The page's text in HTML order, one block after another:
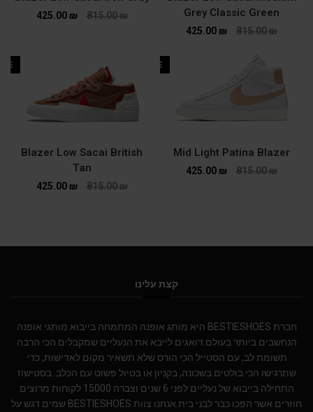
Grey Classic Green
815.00₪
425.00 ₪
815.00₪
425.00 ₪
SALE
Mid Light Patina Blazer
815.00₪
425.00 ₪
Blazer Low Sacai British
Tan
815.00₪
425.00 ₪
קצת עלינו
חברת BESTIESHOES היא מותג אופנה המתמחה בייבוא מותגי אופנה
הנחשבים ביותר בעולם.דואגים לייבא את הנעליים שמקבלים הכי הרבה
תשומת לב, עם הסטייל הכי הורס שלא תשאיר מקום לאדישות, כדי
שתרגישו הכי בולטים בשכונה, בקניון או בטיול פשוט עם הכלב. בסטישוז
התחילה בייבוא של נעליים לפני 6 שנים וצברה 15000 לקוחות מרוצים
חוזרים אשר הפכו כבר לבני בית.אנחנו צוות BESTIESHOES שמים דגש על